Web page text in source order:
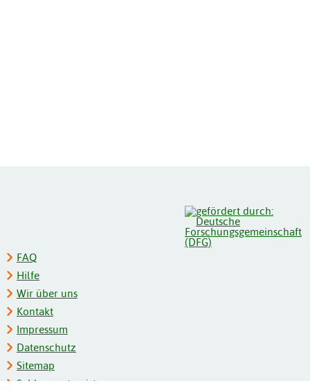
FAQ
Hilfe
Wir über uns
Kontakt
Impressum
Datenschutz
Sitemap
Schlagwortregister